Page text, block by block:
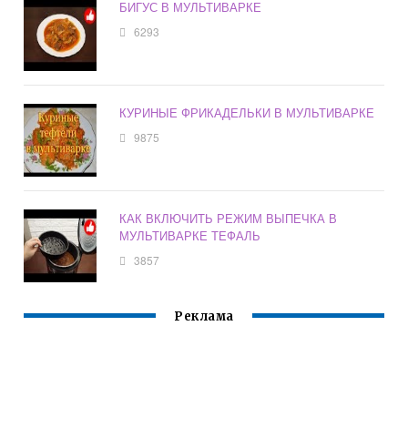
БИГУС В МУЛЬТИВАРКЕ
6293
КУРИНЫЕ ФРИКАДЕЛЬКИ В МУЛЬТИВАРКЕ
9875
КАК ВКЛЮЧИТЬ РЕЖИМ ВЫПЕЧКА В
МУЛЬТИВАРКЕ ТЕФАЛЬ
3857
Реклама